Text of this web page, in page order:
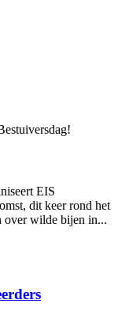
EIS
dit keer rond het
over wilde bijen in...